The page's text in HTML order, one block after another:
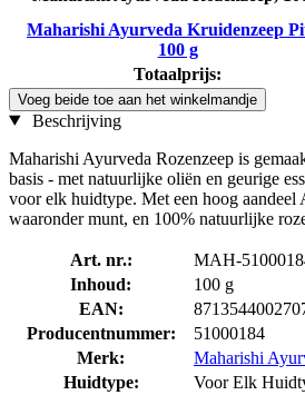
Maharishi Ayurveda Kruidenzeep
100 g
Totaalprijs:
Voeg beide toe aan het winkelmandje
Beschrijving
Maharishi Ayurveda Rozenzeep is
basis - met natuurlijke oliën en geurige
voor elk huidtype. Met een hoog aandeel
waaronder munt, en 100% natuurlijke
Art. nr.:
MAH-
Inhoud:
100 g
EAN:
Producentnummer:
51000184
Merk:
Maharishi
Huidtype:
Voor Elk